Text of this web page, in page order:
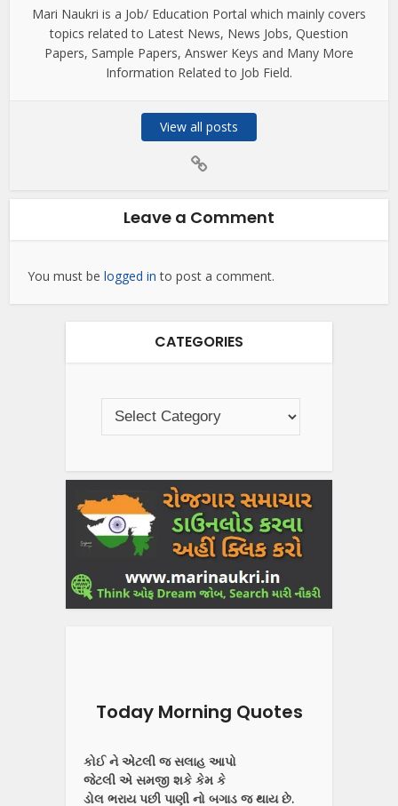
Mari Naukri is a Job/ Education Portal which mainly covers
topics related to Latest News, News Jobs, Question
Papers, Sample Papers, Answer Keys and Many More
Information Related to Job Field.
View all posts
Leave a Comment
You must belogged in to post a comment.
CATEGORIES
Today Morning Quotes
કોઈ ને એટલી જ સલાહ આપો
જેટલી એ સમજી શકે કેમ કે
ડોલ ભરાય પછી પાણી નો બગાડ જ થાય છે.